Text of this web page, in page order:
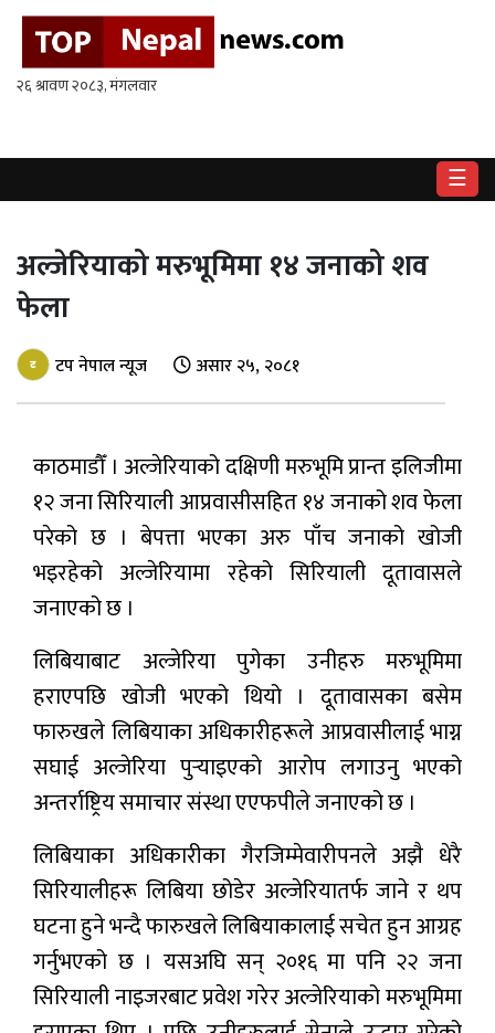
☰
गृहपृष्ठ
राजनीति
खेलकुद
विश्व
बिचार
/
अन्तर्वाता
मनोरन्जन
प्रबास
देश
स्वास्थ्य
जापान
English
अल्जेरियाको मरुभूमिमा १४ जनाको शव
फेला
टप नेपाल न्यूज असार २५, २०८१
काठमाडौँ । अल्जेरियाको दक्षिणी मरुभूमि प्रान्त इलिजीमा
१२ जना सिरियाली आप्रवासीसहित १४ जनाको शव फेला
परेको छ । बेपत्ता भएका अरु पाँच जनाको खोजी
भइरहेको अल्जेरियामा रहेको सिरियाली दूतावासले
जनाएको छ ।
लिबियाबाट अल्जेरिया पुगेका उनीहरु मरुभूमिमा
हराएपछि खोजी भएको थियो । दूतावासका बसेम
फारुखले लिबियाका अधिकारीहरूले आप्रवासीलाई भाग्न
सघाई अल्जेरिया पुर्‍याइएकाे आरोप लगाउनु भएको
अन्तर्राष्ट्रिय समाचार संस्था एएफपीले जनाएको छ ।
लिबियाका अधिकारीका गैरजिम्मेवारीपनले अझै धेरै
सिरियालीहरू लिबिया छोडेर अल्जेरियातर्फ जाने र थप
घटना हुने भन्दै फारुखले लिबियाकालाई सचेत हुन आग्रह
गर्नुभएको छ । यसअघि सन् २०१६ मा पनि २२ जना
सिरियाली नाइजरबाट प्रवेश गरेर अल्जेरियाको मरुभूमिमा